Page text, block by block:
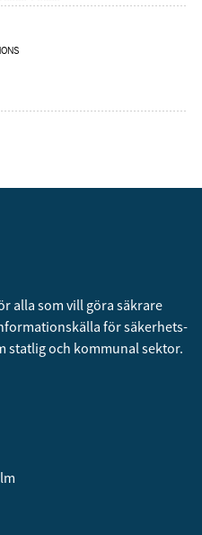
alla som vill göra säkrare
för säkerhets­
statlig och kommunal sektor.